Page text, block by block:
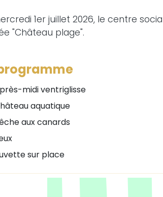
1er juillet 2026, le centre
"Château plage".
midi ventriglisse
aquatique
aux canards
sur place